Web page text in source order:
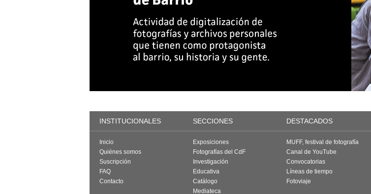
INSTITUCIONALES SECCIONES DESTACADOS
Inicio
Quiénes somos
Suscripción
FAQ
Contacto
Exposiciones
Fotografías del CdF
Investigación
Educativa
Catálogo
Mediateca
MUFF, festival de fotografía
Canal de YouTube
Convocatorias
Líneas de tiempo
Fotoviaje